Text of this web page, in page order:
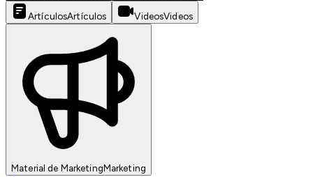
ArtículosArtículos VideosVideos
Material de MarketingMarketing